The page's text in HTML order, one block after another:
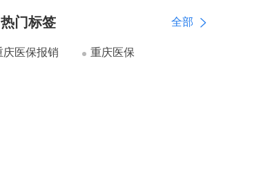
热门标签 全部
庆医保报销 重庆医保